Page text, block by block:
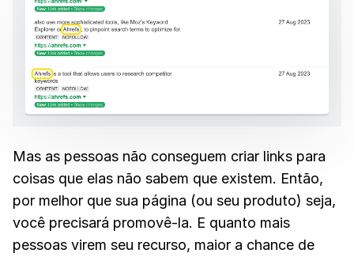
Mas as pessoas não conseguem criar links para
coisas que elas não sabem que existem. Então,
por melhor que sua página (ou seu produto) seja,
você precisará promovê-la. E quanto mais
pessoas virem seu recurso, maior a chance de